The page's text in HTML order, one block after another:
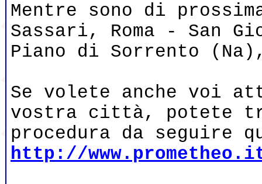
Mentre sono di
Sassari, Roma - San
Piano di Sorrento
Se volete anche voi
vostra città, potete
procedura da seguire
http://